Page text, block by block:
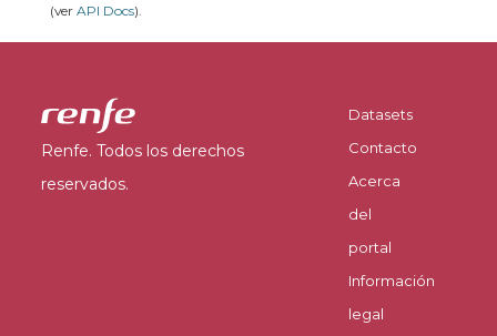
(ver API Docs).
Renfe. Todos los derechos
reservados.
Datasets
Contacto
Acerca
del
portal
Información
legal